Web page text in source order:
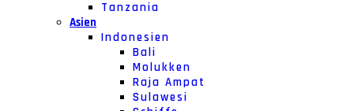
Tanzania
Asien
Indonesien
Bali
Molukken
Raja Ampat
Sulawesi